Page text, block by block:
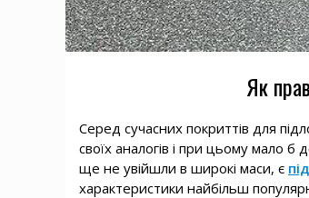
Як
Серед сучасних покриттів для
своїх аналогів і при цьому мало б
ще не увійшли в широкі маси, є
характеристики найбільш